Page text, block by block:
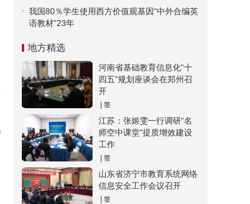
我国80％学生使用西方价值观基因“中外合编英
语教材”23年
地方精选
河南省基础教育信息化“十
四五”规划座谈会在郑州召
开
| 签
江苏：张姬雯一行调研“名
师空中课堂”提质增效建设
工作
| 签
山东省济宁市教育系统网络
信息安全工作会议召开
| 签